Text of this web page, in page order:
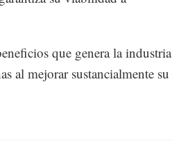
que genera la industria
al mejorar sustancialmente su